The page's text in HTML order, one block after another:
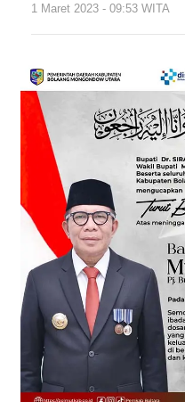
1 Maret 2023 - 09:53 WITA